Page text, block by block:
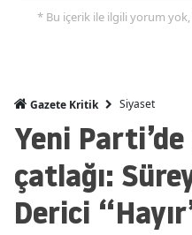
* Bu içerik ile ilgili yorum yok,
Gazete Kritik Siyaset
Yeni
çatlağı:
Derici